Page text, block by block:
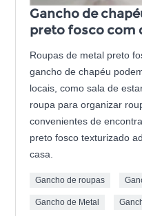
Gancho de
preto fosco com
Roupas de metal preto
gancho de chapéu
locais, como sala de
roupa para organizar
convenientes de
preto fosco texturizado
casa.
Gancho de roupas
Gancho de Metal